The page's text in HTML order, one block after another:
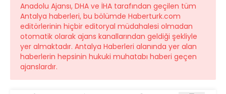
Anadolu Ajansı, DHA ve İHA tarafından geçilen tüm
Antalya haberleri, bu bölümde Haberturk.com
editörlerinin hiçbir editoryal müdahalesi olmadan
otomatik olarak ajans kanallarından geldiği şekliyle
yer almaktadır. Antalya Haberleri alanında yer alan
haberlerin hepsinin hukuki muhatabı haberi geçen
ajanslardır.